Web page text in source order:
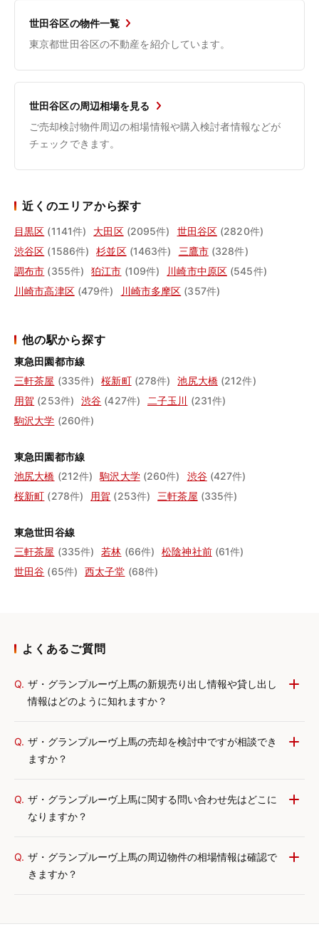
世田谷区の物件一覧
東京都世田谷区の不動産を紹介しています。
世田谷区の周辺相場を見る
ご売却検討物件周辺の相場情報や購入検討者情報などが
チェックできます。
近くのエリアから探す
目黒区 (1141件) 大田区 (2095件) 世田谷区 (2820件)
渋谷区 (1586件) 杉並区 (1463件) 三鷹市 (328件)
調布市 (355件) 狛江市 (109件) 川崎市中原区 (545件)
川崎市高津区 (479件) 川崎市多摩区 (357件)
他の駅から探す
東急田園都市線
三軒茶屋 (335件) 桜新町 (278件) 池尻大橋 (212件)
用賀 (253件) 渋谷 (427件) 二子玉川 (231件)
駒沢大学 (260件)
東急田園都市線
池尻大橋 (212件) 駒沢大学 (260件) 渋谷 (427件)
桜新町 (278件) 用賀 (253件) 三軒茶屋 (335件)
東急世田谷線
三軒茶屋 (335件) 若林 (66件) 松陰神社前 (61件)
世田谷 (65件) 西太子堂 (68件)
よくあるご質問
Q. ザ・グランプルーヴ上馬の新規売り出し情報や貸し出し
情報はどのように知れますか？
Q. ザ・グランプルーヴ上馬の売却を検討中ですが相談でき
ますか？
Q. ザ・グランプルーヴ上馬に関する問い合わせ先はどこに
なりますか？
Q. ザ・グランプルーヴ上馬の周辺物件の相場情報は確認で
きますか？